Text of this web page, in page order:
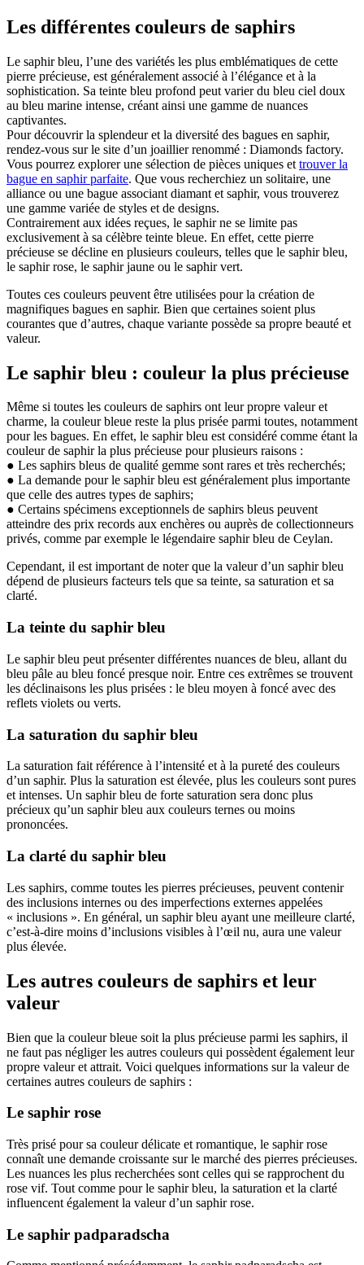
Les différentes couleurs de saphirs
Le saphir bleu, l’une des variétés les plus emblématiques de cette
pierre précieuse, est généralement associé à l’élégance et à la
sophistication. Sa teinte bleu profond peut varier du bleu ciel doux
au bleu marine intense, créant ainsi une gamme de nuances
captivantes.
Pour découvrir la splendeur et la diversité des bagues en saphir,
rendez-vous sur le site d’un joaillier renommé : Diamonds factory.
Vous pourrez explorer une sélection de pièces uniques et trouver la
bague en saphir parfaite. Que vous recherchiez un solitaire, une
alliance ou une bague associant diamant et saphir, vous trouverez
une gamme variée de styles et de designs.
Contrairement aux idées reçues, le saphir ne se limite pas
exclusivement à sa célèbre teinte bleue. En effet, cette pierre
précieuse se décline en plusieurs couleurs, telles que le saphir bleu,
le saphir rose, le saphir jaune ou le saphir vert.
Toutes ces couleurs peuvent être utilisées pour la création de
magnifiques bagues en saphir. Bien que certaines soient plus
courantes que d’autres, chaque variante possède sa propre beauté et
valeur.
Le saphir bleu : couleur la plus précieuse
Même si toutes les couleurs de saphirs ont leur propre valeur et
charme, la couleur bleue reste la plus prisée parmi toutes, notamment
pour les bagues. En effet, le saphir bleu est considéré comme étant la
couleur de saphir la plus précieuse pour plusieurs raisons :
● Les saphirs bleus de qualité gemme sont rares et très recherchés;
● La demande pour le saphir bleu est généralement plus importante
que celle des autres types de saphirs;
● Certains spécimens exceptionnels de saphirs bleus peuvent
atteindre des prix records aux enchères ou auprès de collectionneurs
privés, comme par exemple le légendaire saphir bleu de Ceylan.
Cependant, il est important de noter que la valeur d’un saphir bleu
dépend de plusieurs facteurs tels que sa teinte, sa saturation et sa
clarté.
La teinte du saphir bleu
Le saphir bleu peut présenter différentes nuances de bleu, allant du
bleu pâle au bleu foncé presque noir. Entre ces extrêmes se trouvent
les déclinaisons les plus prisées : le bleu moyen à foncé avec des
reflets violets ou verts.
La saturation du saphir bleu
La saturation fait référence à l’intensité et à la pureté des couleurs
d’un saphir. Plus la saturation est élevée, plus les couleurs sont pures
et intenses. Un saphir bleu de forte saturation sera donc plus
précieux qu’un saphir bleu aux couleurs ternes ou moins
prononcées.
La clarté du saphir bleu
Les saphirs, comme toutes les pierres précieuses, peuvent contenir
des inclusions internes ou des imperfections externes appelées
« inclusions ». En général, un saphir bleu ayant une meilleure clarté,
c’est-à-dire moins d’inclusions visibles à l’œil nu, aura une valeur
plus élevée.
Les autres couleurs de saphirs et leur
valeur
Bien que la couleur bleue soit la plus précieuse parmi les saphirs, il
ne faut pas négliger les autres couleurs qui possèdent également leur
propre valeur et attrait. Voici quelques informations sur la valeur de
certaines autres couleurs de saphirs :
Le saphir rose
Très prisé pour sa couleur délicate et romantique, le saphir rose
connaît une demande croissante sur le marché des pierres précieuses.
Les nuances les plus recherchées sont celles qui se rapprochent du
rose vif. Tout comme pour le saphir bleu, la saturation et la clarté
influencent également la valeur d’un saphir rose.
Le saphir padparadscha